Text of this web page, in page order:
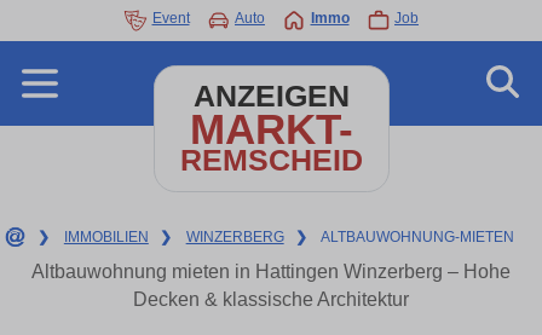
Event Auto Immo Job
ANZEIGEN
MARKT-
REMSCHEID
❯ IMMOBILIEN ❯ WINZERBERG ❯ ALTBAUWOHNUNG-MIETEN
Altbauwohnung mieten in Hattingen Winzerberg – Hohe
Decken & klassische Architektur